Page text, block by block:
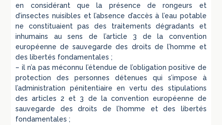
en considérant que la présence de rongeurs et
d’insectes nuisibles et l’absence d’accès à l’eau potable
ne constituaient pas des traitements dégradants et
inhumains au sens de l’article 3 de la convention
européenne de sauvegarde des droits de l’homme et
des libertés fondamentales ;
– il n’a pas méconnu l’étendue de l’obligation positive de
protection des personnes détenues qui s’impose à
l’administration pénitentiaire en vertu des stipulations
des articles 2 et 3 de la convention européenne de
sauvegarde des droits de l’homme et des libertés
fondamentales ;